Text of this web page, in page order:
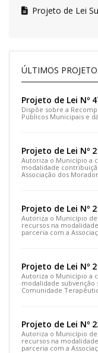
Projeto de Lei
ÚLTIMOS
Projeto de Lei Nº
Dispõe sobre a
Públicos Municipais e
Projeto de Lei Nº
Autoriza o Município a
modalidade
Associação dos
Projeto de Lei Nº
Autoriza o Município
recursos na
parceria com a
Projeto de Lei Nº
Autoriza o Município a
modalidade
Comunidade
Projeto de Lei Nº
Autoriza o Município
recursos na
parceria com a